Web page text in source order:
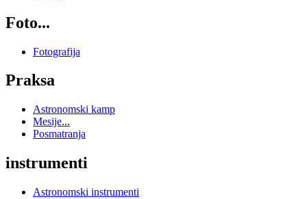
Foto...
Fotografija
Praksa
Astronomski kamp
Mesije...
Posmatranja
instrumenti
Astronomski instrumenti